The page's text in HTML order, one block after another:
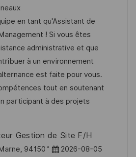
en tant qu'Assistant de
! Si vous êtes
administrative et que
à un environnement
est faite pour vous.
tout en soutenant
participant à des projets
Gestion de Site F/H
94150
P 2026-08-05